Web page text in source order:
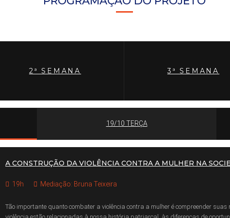
2ª SEMANA 3ª SEMANA
19/10 TERÇA
A CONSTRUÇÃO DA VIOLÊNCIA CONTRA A MULHER NA
19h Mediação: Bruna Teixeira
Tão importante quanto combater a violência contra a mulher é compreender
violência estão relacionadas à nossa história patriarcal, às diferenças de